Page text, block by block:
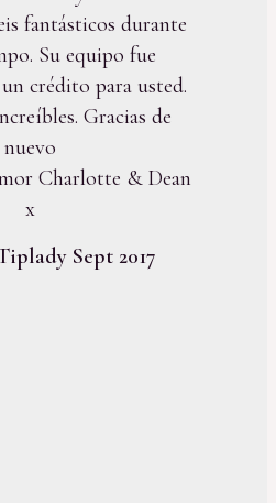
fantásticos durante
Su equipo fue
crédito para usted.
Gracias de
nuevo
Charlotte & Dean
x
Sept 2017